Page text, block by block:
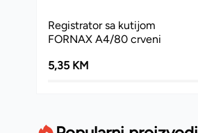
Registrator sa kutijom
FORNAX A4/80 crveni
5,35 KM